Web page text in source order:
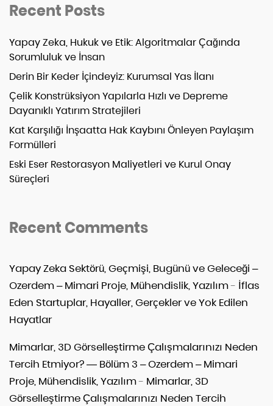
Recent Posts
Yapay Zeka, Hukuk ve Etik: Algoritmalar Çağında
Sorumluluk ve İnsan
Derin Bir Keder İçindeyiz: Kurumsal Yas İlanı
Çelik Konstrüksiyon Yapılarla Hızlı ve Depreme
Dayanıklı Yatırım Stratejileri
Kat Karşılığı İnşaatta Hak Kaybını Önleyen Paylaşım
Formülleri
Eski Eser Restorasyon Maliyetleri ve Kurul Onay
Süreçleri
Recent Comments
Yapay Zeka Sektörü, Geçmişi, Bugünü ve Geleceği –
Ozerdem – Mimari Proje, Mühendislik, Yazılım- İflas
Eden Startuplar, Hayaller, Gerçekler ve Yok Edilen
Hayatlar
Mimarlar, 3D Görselleştirme Çalışmalarınızı Neden
Tercih Etmiyor? — Bölüm 3 – Ozerdem – Mimari
Proje, Mühendislik, Yazılım- Mimarlar, 3D
Görselleştirme Çalışmalarınızı Neden Tercih